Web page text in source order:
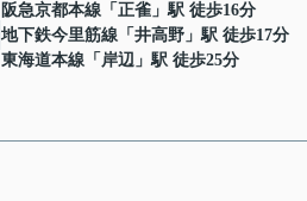
阪急京都本線 「 正雀 」駅 徒歩16分
地下鉄今里筋線 「 井高野 」駅 徒歩17分
東海道本線 「 岸辺 」駅 徒歩25分